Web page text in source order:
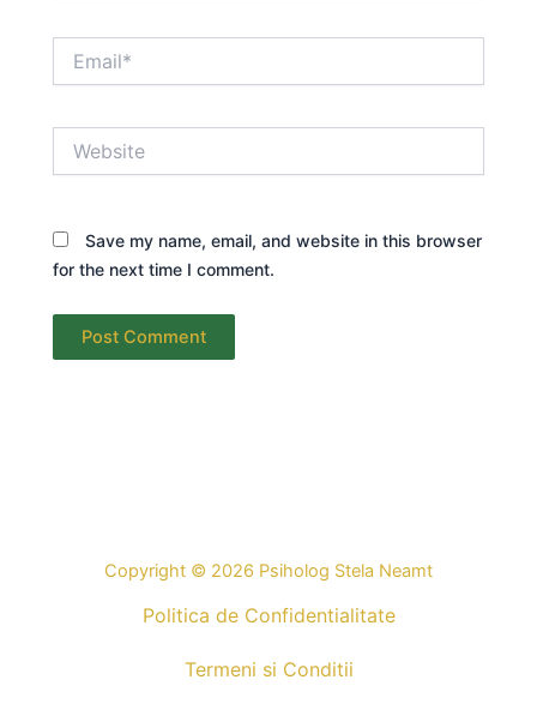
Save my name, email, and website in this browser
for the next time I comment.
Copyright © 2026 Psiholog Stela Neamt
Politica de Confidentialitate
Termeni si Conditii